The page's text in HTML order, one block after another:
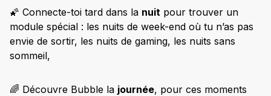
🌠 Connecte-toi tard dans la nuit pour trouver un
module spécial : les nuits de week-end où tu n’as pas
envie de sortir, les nuits de gaming, les nuits sans
sommeil,
🌈 Découvre Bubble la journée, pour ces moments